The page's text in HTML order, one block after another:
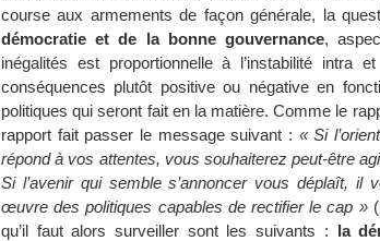
course aux armements de façon générale, la
démocratie et de la bonne gouvernance,
inégalités est proportionnelle à l’instabilité intra
conséquences plutôt positive ou négative en
politiques qui seront fait en la matière. Comme le
rapport fait passer le message suivant : « Si
répond à vos attentes, vous souhaiterez peut-être
Si l’avenir qui semble s’annoncer vous déplaît,
œuvre des politiques capables de rectifier le cap »
qu’il faut alors surveiller sont les suivants : la